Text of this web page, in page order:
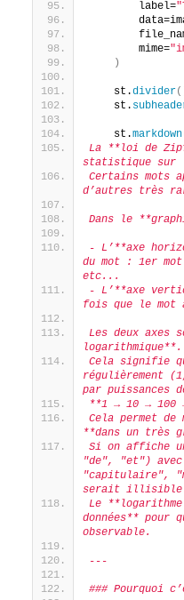
        label=
        mime=
)
    st.
divider
    st.
    st.
markdown
La **loi de
statistique sur
Certains mots
d’autres très
Dans le
- L’**axe
du mot : 1er
etc...
- L’**axe
fois que le mot
Les deux axes
Cela signifie
régulièrement
par puissances
**1 → 10 → 100
Cela permet
**dans un très
Si on affiche
"de", "et") avec
"capitulaire",
serait
Le
données**
observable.
---
### Pourquoi